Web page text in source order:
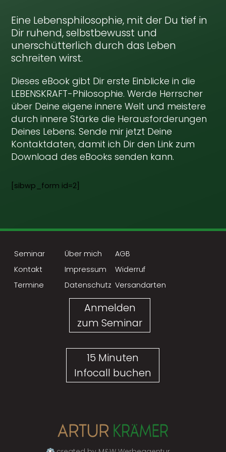
Eine Lebensphilosophie, mit der Du tief in
Dir ruhend, selbstbewusst und
unerschütterlich durch das Leben
schreiten wirst.
Dieses eBook gibt Dir erste Einblicke in die
LEBENSKRAFT-Philosophie. Werde Herrscher
über Deine eigene innere Welt und meistere
durch innere Stärke die Herausforderungen
Deines Lebens. Sende mir jetzt Deine
Kontaktdaten, damit ich Dir den Link zum
Download des eBooks senden kann.
[sibwp_form id=2]
Seminar
Kontakt
Termine
Über mich
Impressum
Datenschutz
AGB
Widerruf
Versandarten
Anmelden
zum Seminar
15 Minuten
Infocall buchen